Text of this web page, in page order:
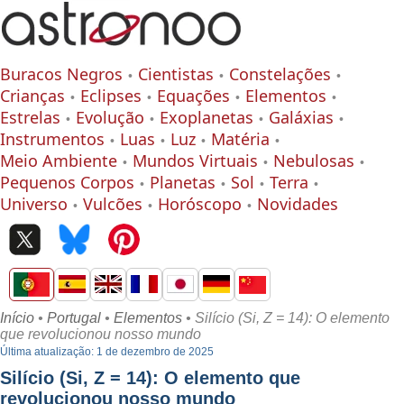
Buracos Negros Cientistas
Constelações
Crianças
Eclipses Equações
Elementos
Estrelas
Evolução Exoplanetas
Galáxias
Instrumentos
Luas Luz
Matéria
Meio Ambiente
Mundos Virtuais
Nebulosas
Pequenos Corpos
Planetas Sol
Terra
Universo
Vulcões Horóscopo Novidades
Início • Portugal • Elementos • Silício (Si, Z = 14): O elemento
que revolucionou nosso mundo
Última atualização: 1 de dezembro de 2025
Silício (Si, Z = 14): O elemento que
revolucionou nosso mundo